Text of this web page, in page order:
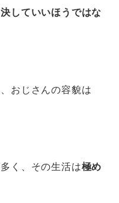
していいほうではな
おじさんの容貌は
く、その生活は極め